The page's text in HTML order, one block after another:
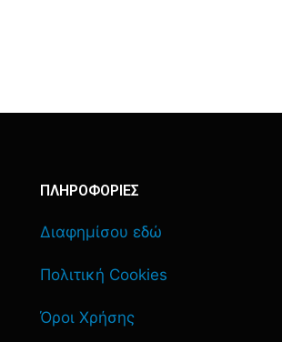
ΠΛΗΡΟΦΟΡΙΕΣ
Διαφημίσου εδώ
Πολιτική Cookies
Όροι Χρήσης